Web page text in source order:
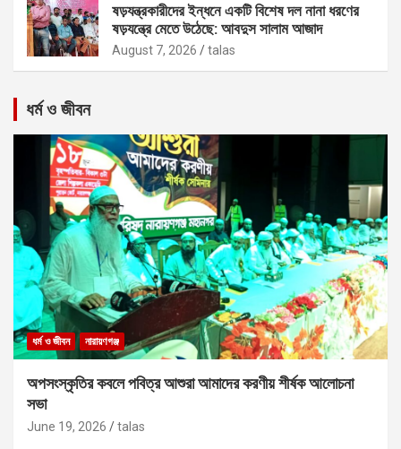
ষড়যন্ত্রকারীদের ইন্ধনে একটি বিশেষ দল নানা ধরণের
ষড়যন্ত্রে মেতে উঠেছে: আবদুস সালাম আজাদ
August 7, 2026 talas
ধর্ম ও জীবন
ধর্ম ও জীবন নারায়ণগঞ্জ
অপসংস্কৃতির কবলে পবিত্র আশুরা আমাদের করণীয় শীর্ষক আলোচনা
সভা
June 19, 2026 talas